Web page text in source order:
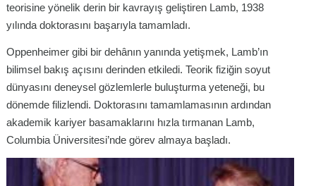
teorisine yönelik derin bir kavrayış geliştiren Lamb, 1938
yılında doktorasını başarıyla tamamladı.
Oppenheimer gibi bir dehânın yanında yetişmek, Lamb’ın
bilimsel bakış açısını derinden etkiledi. Teorik fiziğin soyut
dünyasını deneysel gözlemlerle buluşturma yeteneği, bu
dönemde filizlendi. Doktorasını tamamlamasının ardından
akademik kariyer basamaklarını hızla tırmanan Lamb,
Columbia Üniversitesi’nde görev almaya başladı.